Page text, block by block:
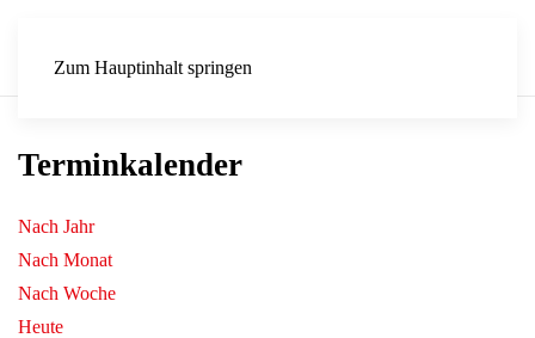
Zum Hauptinhalt springen
Terminkalender
Nach Jahr
Nach Monat
Nach Woche
Heute